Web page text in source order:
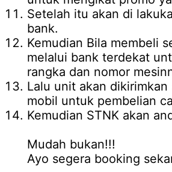
Setelah itu akan di
bank.
Kemudian Bila membeli
melalui bank terdekat
rangka dan nomor
Lalu unit akan
mobil untuk pembelian
Kemudian STNK akan
Mudah bukan!!!
Ayo segera booking